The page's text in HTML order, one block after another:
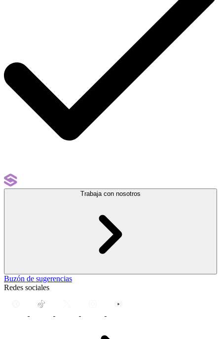
Trabaja con nosotros
Buzón de sugerencias
Redes sociales